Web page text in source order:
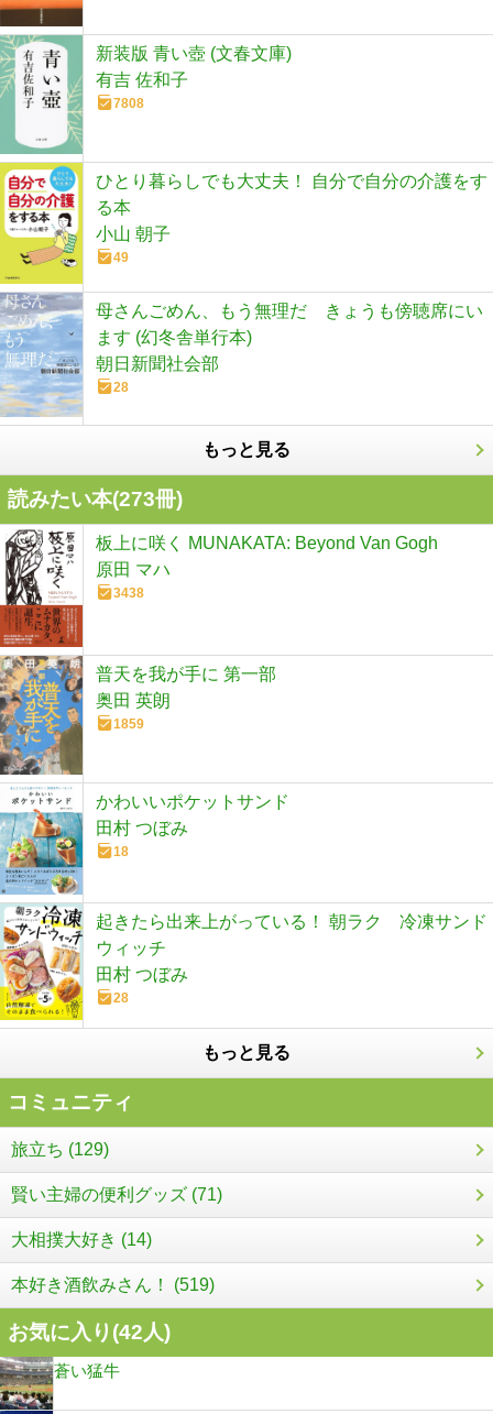
新装版 青い壺 (文春文庫)
有吉 佐和子
7808
ひとり暮らしでも大丈夫！ 自分で自分の介護をす
る本
小山 朝子
49
母さんごめん、もう無理だ きょうも傍聴席にい
ます (幻冬舎単行本)
朝日新聞社会部
28
もっと見る
読みたい本(273冊)
板上に咲く MUNAKATA: Beyond Van Gogh
原田 マハ
3438
普天を我が手に 第一部
奥田 英朗
1859
かわいいポケットサンド
田村 つぼみ
18
起きたら出来上がっている！ 朝ラク 冷凍サンド
ウィッチ
田村 つぼみ
28
もっと見る
コミュニティ
旅立ち (129)
賢い主婦の便利グッズ (71)
大相撲大好き (14)
本好き酒飲みさん！ (519)
お気に入り(42人)
蒼い猛牛